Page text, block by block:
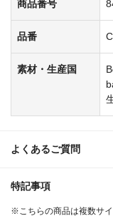
商品番号
品番
素材・生産国
よくあるご質問
特記事項
※こちらの商品は複数サ